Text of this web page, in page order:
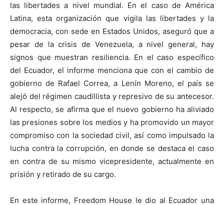
las libertades a nivel mundial. En el caso de América
Latina, esta organización que vigila las libertades y la
democracia, con sede en Estados Unidos, aseguró que a
pesar de la crisis de Venezuela, a nivel general, hay
signos que muestran resiliencia. En el caso específico
del Ecuador, el informe menciona que con el cambio de
gobierno de Rafael Correa, a Lenín Moreno, el país se
alejó del régimen caudillista y represivo de su antecesor.
Al respecto, se afirma que el nuevo gobierno ha aliviado
las presiones sobre los medios y ha promovido un mayor
compromiso con la sociedad civil, así como impulsado la
lucha contra la corrupción, en donde se destaca el caso
en contra de su mismo vicepresidente, actualmente en
prisión y retirado de su cargo.
En este informe, Freedom House le dio al Ecuador una